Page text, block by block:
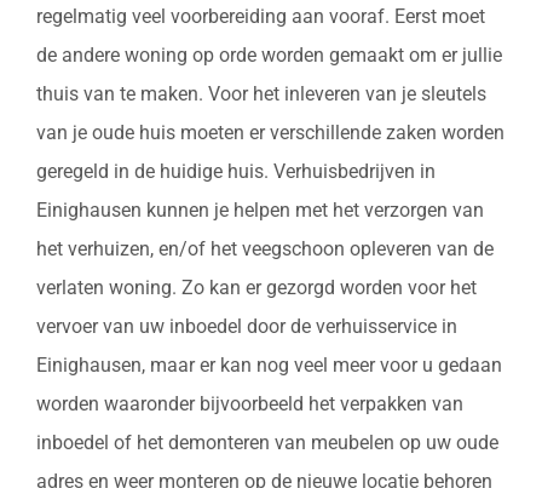
regelmatig veel voorbereiding aan vooraf. Eerst moet
de andere woning op orde worden gemaakt om er jullie
thuis van te maken. Voor het inleveren van je sleutels
van je oude huis moeten er verschillende zaken worden
geregeld in de huidige huis. Verhuisbedrijven in
Einighausen kunnen je helpen met het verzorgen van
het verhuizen, en/of het veegschoon opleveren van de
verlaten woning. Zo kan er gezorgd worden voor het
vervoer van uw inboedel door de verhuisservice in
Einighausen, maar er kan nog veel meer voor u gedaan
worden waaronder bijvoorbeeld het verpakken van
inboedel of het demonteren van meubelen op uw oude
adres en weer monteren op de nieuwe locatie behoren